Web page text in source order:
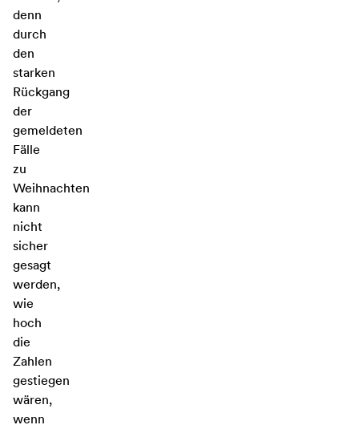
denn
durch
den
starken
Rückgang
der
gemeldeten
Fälle
zu
Weihnachten
kann
nicht
sicher
gesagt
werden,
wie
hoch
die
Zahlen
gestiegen
wären,
wenn